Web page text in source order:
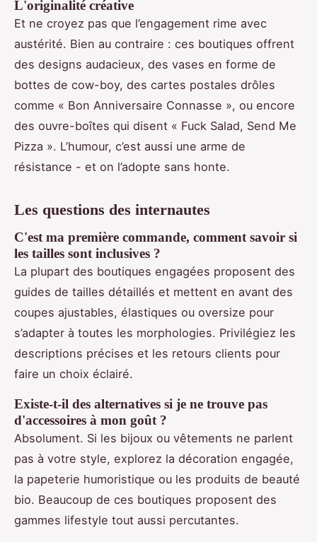
L'originalité créative
Et ne croyez pas que l’engagement rime avec
austérité. Bien au contraire : ces boutiques offrent
des designs audacieux, des vases en forme de
bottes de cow-boy, des cartes postales drôles
comme « Bon Anniversaire Connasse », ou encore
des ouvre-boîtes qui disent « Fuck Salad, Send Me
Pizza ». L’humour, c’est aussi une arme de
résistance - et on l’adopte sans honte.
Les questions des internautes
C'est ma première commande, comment savoir si
les tailles sont inclusives ?
La plupart des boutiques engagées proposent des
guides de tailles détaillés et mettent en avant des
coupes ajustables, élastiques ou oversize pour
s’adapter à toutes les morphologies. Privilégiez les
descriptions précises et les retours clients pour
faire un choix éclairé.
Existe-t-il des alternatives si je ne trouve pas
d'accessoires à mon goût ?
Absolument. Si les bijoux ou vêtements ne parlent
pas à votre style, explorez la décoration engagée,
la papeterie humoristique ou les produits de beauté
bio. Beaucoup de ces boutiques proposent des
gammes lifestyle tout aussi percutantes.